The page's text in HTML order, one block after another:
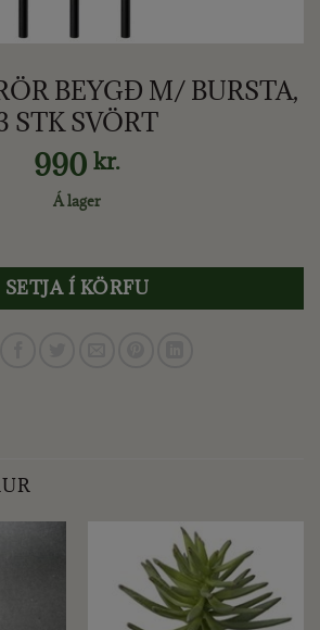
BEYGÐ M/ BURSTA,
STK SVÖRT
990 kr.
Á lager
M/ BURSTA, 3 STK SVÖRT quantity
SETJA Í KÖRFU